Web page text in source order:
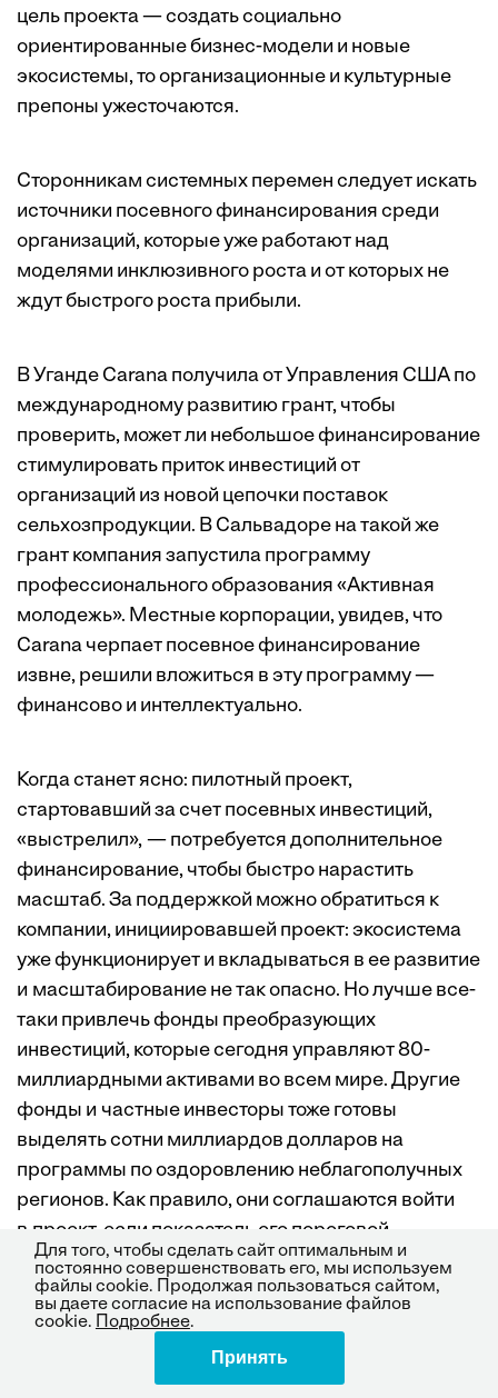
цель проекта — создать социально
ориентированные бизнес-модели и новые
экосистемы, то организационные и культурные
препоны ужесточаются.
Сторонникам системных перемен следует искать
источники посевного финансирования среди
организаций, которые уже работают над
моделями инклюзивного роста и от которых не
ждут быстрого роста прибыли.
В Уганде Carana получила от Управления США по
международному развитию грант, чтобы
проверить, может ли небольшое финансирование
стимулировать приток инвестиций от
организаций из новой цепочки поставок
сельхозпродукции. В Сальвадоре на такой же
грант компания запустила программу
профессионального образования «Активная
молодежь». Местные корпорации, увидев, что
Carana черпает посевное финансирование
извне, решили вложиться в эту программу —
финансово и интеллектуально.
Когда станет ясно: пилотный проект,
стартовавший за счет посевных инвестиций,
«выстрелил», — потребуется дополнительное
финансирование, чтобы быстро нарастить
масштаб. За поддержкой можно обратиться к
компании, инициировавшей проект: экосистема
уже функционирует и вкладываться в ее развитие
и масштабирование не так опасно. Но лучше все-
таки привлечь фонды преобразующих
инвестиций, которые сегодня управляют 80-
миллиардными активами во всем мире. Другие
фонды и частные инвесторы тоже готовы
выделять сотни миллиардов долларов на
программы по оздоровлению неблагополучных
регионов. Как правило, они соглашаются войти
в проект, если показатель его пороговой
рентабельности составляет 6—8% (для
сравнения: ставка корпораций — 12—14%).
Рынок преобразующих инвестиций быстро
Для того, чтобы сделать сайт оптимальным и
постоянно совершенствовать его, мы используем
файлы cookie. Продолжая пользоваться сайтом,
вы даете согласие на использование файлов
cookie.
Подробнее.
Принять